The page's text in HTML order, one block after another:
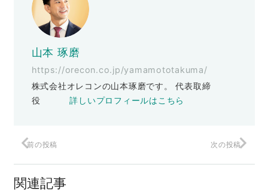
山本 琢磨
https://orecon.co.jp/yamamototakuma/
株式会社オレコンの山本琢磨です。 代表取締
役詳しいプロフィールはこちら
前の投稿 次の投稿
関連記事